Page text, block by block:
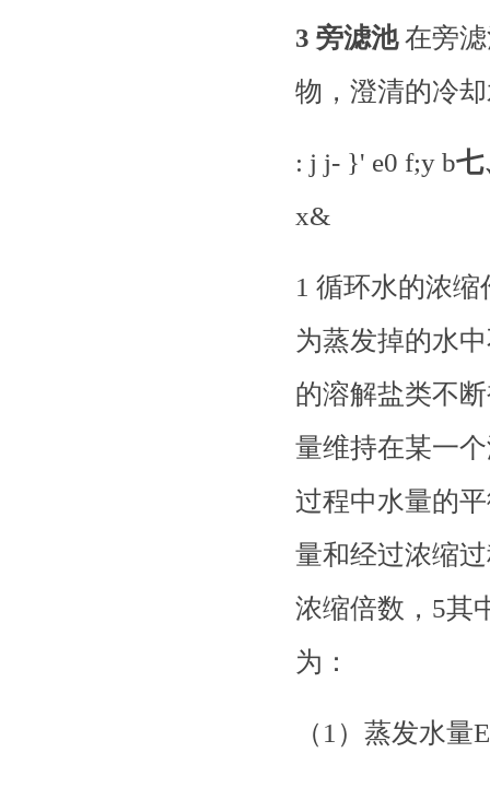
3 旁滤池在旁
物，澄清的冷
: j j- }' e0 f;y b七
x&
1 循环水的浓
为蒸发掉的水
的溶解盐类不
量维持在某一
过程中水量的
量和经过浓缩
浓缩倍数，5其
为：
（ 1）蒸发水量